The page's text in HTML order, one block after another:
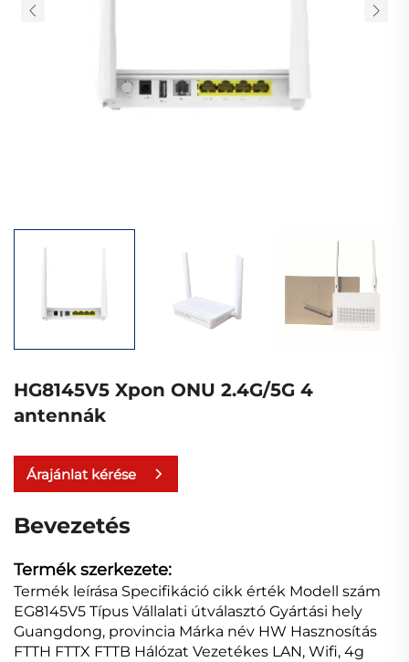
HG8145V5 Xpon ONU 2.4G/5G 4
antennák
Árajánlat kérése
Bevezetés
Termék szerkezete:
Termék leírása Specifikáció cikk érték Modell szám
EG8145V5 Típus Vállalati útválasztó Gyártási hely
Guangdong, provincia Márka név HW Hasznosítás
FTTH FTTX FTTB Hálózat Vezetékes LAN, Wifi, 4g